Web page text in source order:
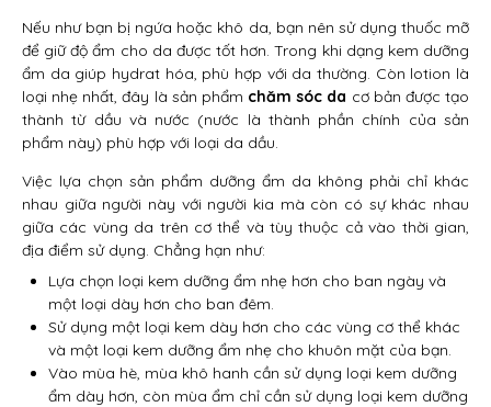
Nếu như bạn bị ngứa hoặc khô da, bạn nên sử dụng thuốc mỡ
để giữ độ ẩm cho da được tốt hơn. Trong khi dạng kem dưỡng
ẩm da giúp hydrat hóa, phù hợp với da thường. Còn lotion là
loại nhẹ nhất, đây là sản phẩm chăm sóc da cơ bản được tạo
thành từ dầu và nước (nước là thành phần chính của sản
phẩm này) phù hợp với loại da dầu.
Việc lựa chọn sản phẩm dưỡng ẩm da không phải chỉ khác
nhau giữa người này với người kia mà còn có sự khác nhau
giữa các vùng da trên cơ thể và tùy thuộc cả vào thời gian,
địa điểm sử dụng. Chẳng hạn như:
Lựa chọn loại kem dưỡng ẩm nhẹ hơn cho ban ngày và
một loại dày hơn cho ban đêm.
Sử dụng một loại kem dày hơn cho các vùng cơ thể khác
và một loại kem dưỡng ẩm nhẹ cho khuôn mặt của bạn.
Vào mùa hè, mùa khô hanh cần sử dụng loại kem dưỡng
ẩm dày hơn, còn mùa ẩm chỉ cần sử dụng loại kem dưỡng